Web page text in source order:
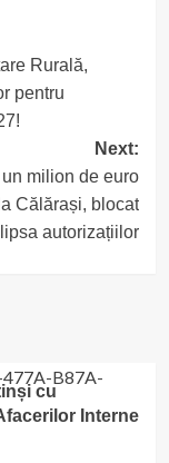
Rurală,
pentru
Next:
milion de euro
Călărași, blocat
autorizațiilor
cu
Interne